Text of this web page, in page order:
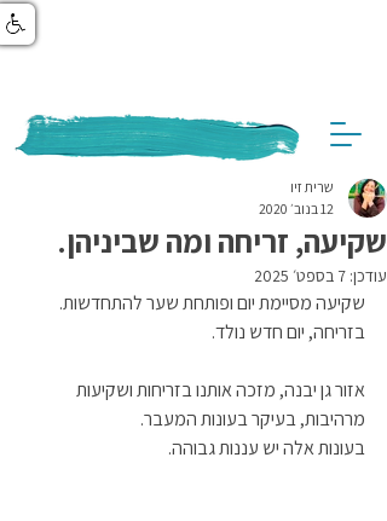
שקיעה, זריחה ומה שביניהן.
שרית זיו
12 בנוב׳ 2020
עודכן: 7 בספט׳ 2025
שקיעה מסיימת יום ופותחת שער להתחדשות.
בזריחה, יום חדש נולד.
אזור גן יבנה, מזכה אותנו בזריחות ושקיעות
מרהיבות, בעיקר בעונות המעבר.
בעונות אלה יש עננות גבוהה.